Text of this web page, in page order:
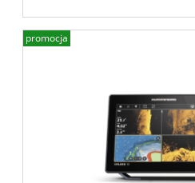
promocja